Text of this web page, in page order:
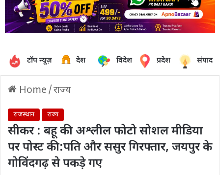
टॉप न्यूज़ देश विदेश प्रदेश
Home /राज्य
राजस्थान राज्य
सीकर : बहू की अश्लील फोटो सोशल मीडिया
पर पोस्ट की:पति और ससुर गिरफ्तार, जयपुर के
गोविंदगढ़ से पकड़े गए